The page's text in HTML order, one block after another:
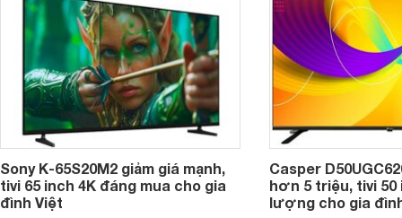
Sony K-65S20M2 giảm giá mạnh,
tivi 65 inch 4K đáng mua cho gia
đình Việt
Casper
hơn 5 triệu, tivi 50
lượng cho gia